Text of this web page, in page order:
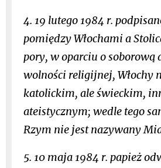
4. 19 lutego 1984 r.
pomiędzy Włochami a
pory, w oparciu o soborową
wolności religijnej, Włochy
katolickim, ale świeckim,
ateistycznym; wedle tego
Rzym nie jest nazywany
5. 10 maja 1984 r. papież